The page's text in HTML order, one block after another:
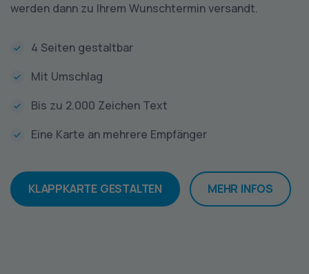
werden dann zu Ihrem Wunschtermin versandt.
4 Seiten gestaltbar
Mit Umschlag
Bis zu 2.000 Zeichen Text
Eine Karte an mehrere Empfänger
KLAPPKARTE GESTALTEN MEHR INFOS